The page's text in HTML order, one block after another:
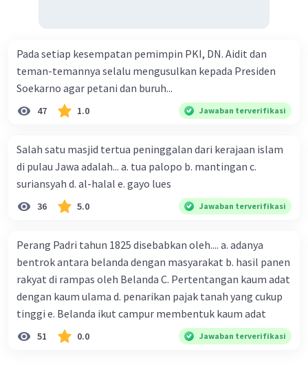
Pada setiap kesempatan pemimpin PKI, DN. Aidit dan
teman-temannya selalu mengusulkan kepada Presiden
Soekarno agar petani dan buruh...
47 1.0 Jawaban terverifikasi
Salah satu masjid tertua peninggalan dari kerajaan islam
di pulau Jawa adalah... a. tua palopo b. mantingan c.
suriansyah d. al-halal e. gayo lues
36 5.0 Jawaban terverifikasi
Perang Padri tahun 1825 disebabkan oleh.... a. adanya
bentrok antara belanda dengan masyarakat b. hasil panen
rakyat di rampas oleh Belanda C. Pertentangan kaum adat
dengan kaum ulama d. penarikan pajak tanah yang cukup
tinggi e. Belanda ikut campur membentuk kaum adat
51 0.0 Jawaban terverifikasi